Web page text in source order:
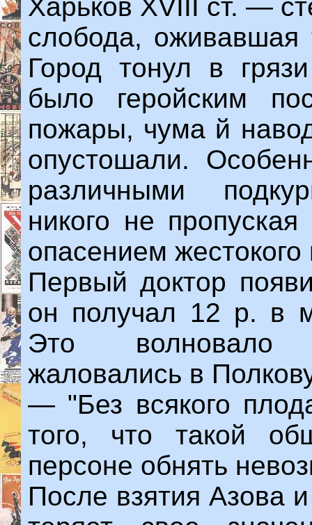
Харьков XVIII ст. —
слобода, оживавшая
Город тонул в
было геройским
пожары, чума й
опустошали.
различными
никого не
опасением жестокого
Первый доктор
он получал 12 р. в
Это волновало
жаловались в
— "Без всякого
того, что такой
персоне обнять
После взятия Азова